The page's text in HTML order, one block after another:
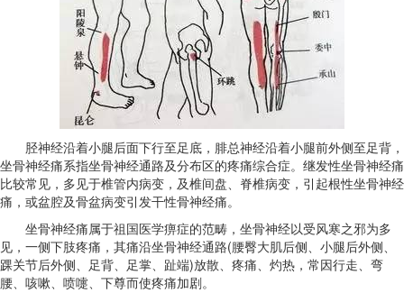
胫神经沿着小腿后面下行至足底，腓总神经沿着小腿前外侧至足背，
坐骨神经痛系指坐骨神经通路及分布区的疼痛综合症。继发性坐骨神经痛
比较常见，多见于椎管内病变，及椎间盘、脊椎病变，引起根性坐骨神经
痛，或盆腔及骨盆病变引发干性骨神经痛。
坐骨神经痛属于祖国医学痹症的范畴，坐骨神经以受风寒之邪为多
见，一侧下肢疼痛，其痛沿坐骨神经通路(腰臀大肌后侧、小腿后外侧、
踝关节后外侧、足背、足掌、趾端)放散、疼痛、灼热，常因行走、弯
腰、咳嗽、喷嚏、下尊而使疼痛加剧。